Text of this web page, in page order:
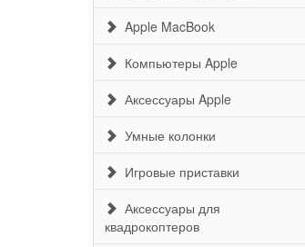
Apple MacBook
Компьютеры Apple
Аксессуары Apple
Умные колонки
Игровые приставки
Аксессуары для
квадрокоптеров